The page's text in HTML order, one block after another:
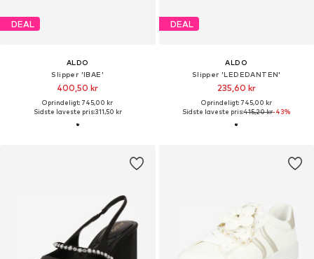
DEAL
ALDO
Slipper 'IBAE'
400,50 kr
Oprindeligt: 745,00 kr
Sidste laveste pris:311,50 kr
DEAL
ALDO
Slipper 'LEDEDANTEN'
235,60 kr
Oprindeligt: 745,00 kr
Sidste laveste pris:415,20 kr-43%